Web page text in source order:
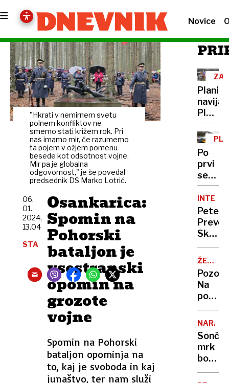
Novice
"Hkrati v nemirnem svetu
polnem konfliktov ne
smemo stati križem rok. Pri
nas imamo mir, če razumemo
ta pojem v ožjem pomenu
besede kot odsotnost vojne.
Mir pa je globalna
odgovornost," je še povedal
predsednik DS Marko Lotrič.
Osankarica:
Spomin na
Pohorski
bataljon je
vsestranski
opomin na
grozote
vojne
Spomin na Pohorski
bataljon opominja na
to, kaj je svoboda in kaj
junaštvo, ter nam služi
06.
01.
2024,
13.04
STA
Planica
je
tudi
v
dežju
Po
prvi
seriji
tretja
Peter
Prevc:
policaji
niso
dela
ŽELJA
Pozor:
Na
poti
z
morja
nas
bo
lovil
nov
radar
NARAVA
mrk
bodo
ovirali
oblaki